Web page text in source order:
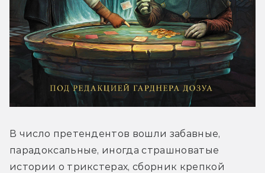
В число претендентов вошли забавные,
парадоксальные, иногда страшноватые
истории о трикстерах, сборник крепкой